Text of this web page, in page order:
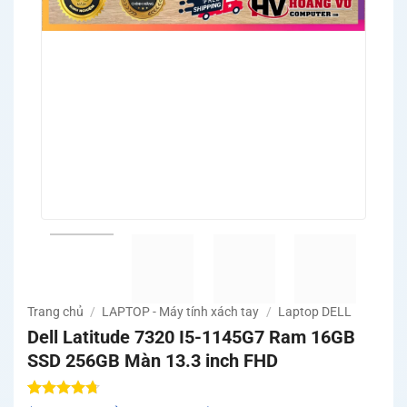
Trang chủ / LAPTOP - Máy tính xách tay / Laptop DELL
Dell Latitude 7320 I5-1145G7 Ram 16GB
SSD 256GB Màn 13.3 inch FHD